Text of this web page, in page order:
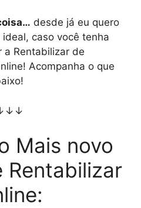
desde já eu quero
caso você tenha
a Rentabilizar de
Acompanha o que
Mais novo
Rentabilizar